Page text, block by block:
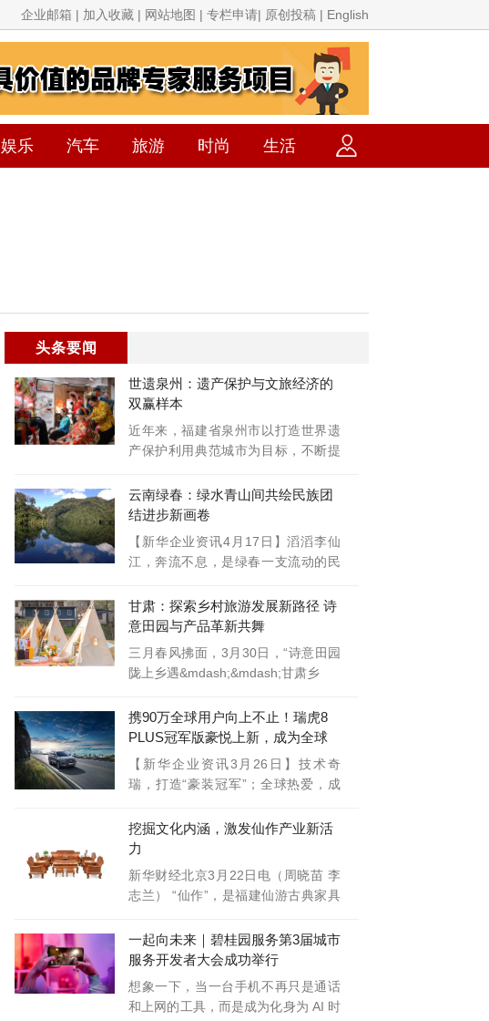
企业邮箱 | 加入收藏 | 网站地图 | 专栏申请| 原创投稿 | English
娱乐 汽车 旅游 时尚 生活
头条要闻
世遗泉州：遗产保护与文旅经济的
双赢样本
近年来，福建省泉州市以打造世界遗
产保护利用典范城市为目标，不断提
云南绿春：绿水青山间共绘民族团
结进步新画卷
【新华企业资讯4月17日】滔滔李仙
江，奔流不息，是绿春一支流动的民
甘肃：探索乡村旅游发展新路径 诗
意田园与产品革新共舞
三月春风拂面，3月30日，“诗意田园
陇上乡遇&mdash;&mdash;甘肃乡
携90万全球用户向上不止！瑞虎8
PLUS冠军版豪悦上新，成为全球
家庭首选
【新华企业资讯3月26日】技术奇
瑞，打造“豪装冠军”；全球热爱，成
挖掘文化内涵，激发仙作产业新活
力
新华财经北京3月22日电（周晓苗 李
志兰） “仙作”，是福建仙游古典家具
一起向未来｜碧桂园服务第3届城市
服务开发者大会成功举行
想象一下，当一台手机不再只是通话
和上网的工具，而是成为化身为 AI 时